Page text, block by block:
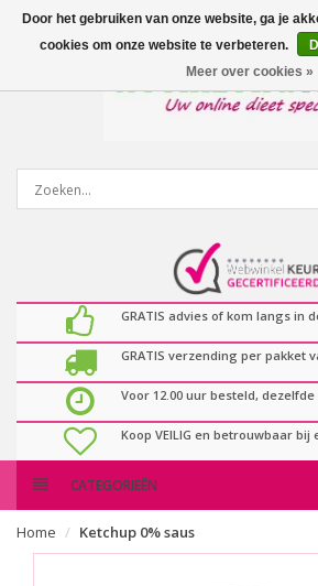
0artikelen
GRATIS advies of kom langs in
GRATIS verzending per pakket
Voor 12.00 uur besteld,
Koop VEILIG en betrouwbaar
CATEGORIEËN
Home Ketchup 0% saus
Door het gebruiken van onze website, ga je
cookies om onze website te verbeteren.
Meer over cookies »